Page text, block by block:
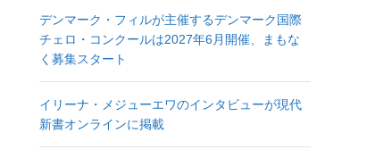
デンマーク・フィルが主催するデンマーク国際
チェロ・コンクールは2027年6月開催、まもな
く募集スタート
イリーナ・メジューエワのインタビューが現代
新書オンラインに掲載